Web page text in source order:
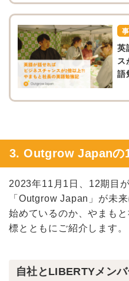
英
ス
語
3. Outgrow Japanの
2023年11月1日、12期目
「Outgrow Japan」が未
始めているのか、やまも
標とともにご紹介します。
自社とLIBERTYメン